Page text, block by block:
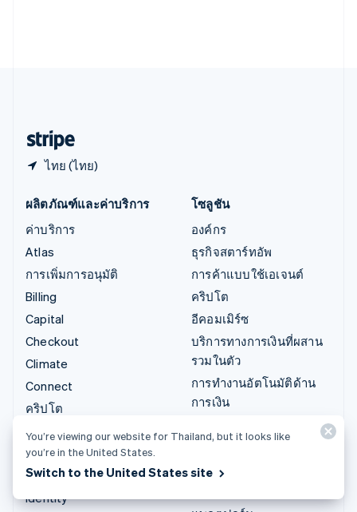
ไทย (ไทย)
ผลิตภัณฑ์และค่าบริการ
ค่าบริการ
Atlas
การเพิ่มการอนุมัติ
Billing
Capital
Checkout
Climate
Connect
คริปโต
Data Pipeline
Elements
Financial Connections
Identity
โซลูชัน
องค์กร
ธุรกิจสตาร์ทอัพ
การค้าแบบใช้เอเจนต์
คริปโต
อีคอมเมิร์ซ
บริการทางการเงินที่ผสาน
รวมในตัว
การทำงานอัตโนมัติด้าน
การเงิน
การชำระเงินในแอป
มาร์เก็ตเพลส
You’re viewing our website for Thailand, but it looks like
you’re in the United States.
Switch to the United States site